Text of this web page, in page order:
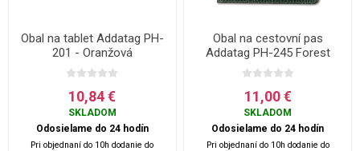
Obal na tablet Addatag PH-
201 - Oranžová
10,84 €
SKLADOM
Odosielame do 24 hodín
Pri objednaní do 10h dodanie do
Obal na cestovní pas
Addatag PH-245 Forest
green - Zelená
11,00 €
SKLADOM
Odosielame do 24 hodín
Pri objednaní do 10h dodanie do